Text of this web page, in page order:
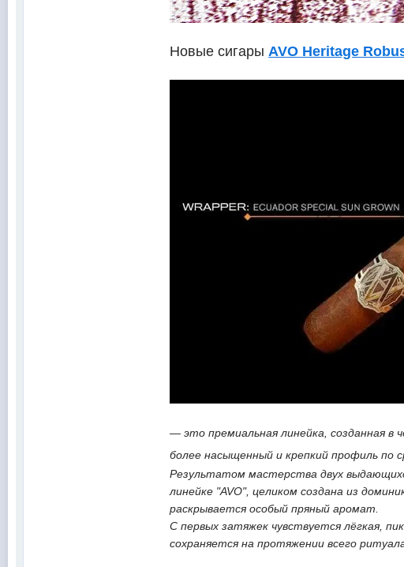
Новые сигарыAVO Heritage
— это премиальная линейка, созданная в
более насыщенный и крепкий профиль по
Результатом мастерства двух
линейке "AVO", целиком создана из
раскрывается особый пряный аромат.
С первых затяжек чувствуется лёгкая,
сохраняется на протяжении всего